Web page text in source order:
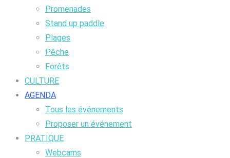
Promenades
Stand up paddle
Plages
Pêche
Forêts
CULTURE
AGENDA
Tous les événements
Proposer un événement
PRATIQUE
Webcams